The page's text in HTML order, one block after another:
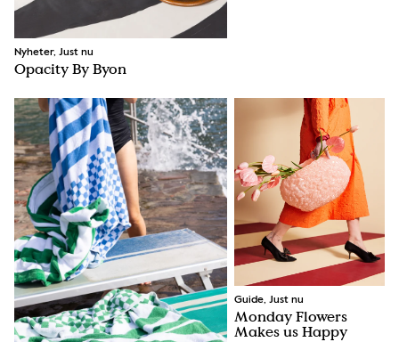
Nyheter, Just nu
Opacity By Byon
Guide, Just nu
Monday Flowers
Makes us Happy